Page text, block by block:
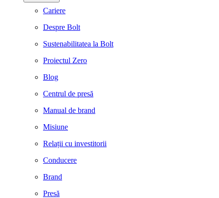
Cariere
Despre Bolt
Sustenabilitatea la Bolt
Proiectul Zero
Blog
Centrul de presă
Manual de brand
Misiune
Relații cu investitorii
Conducere
Brand
Presă